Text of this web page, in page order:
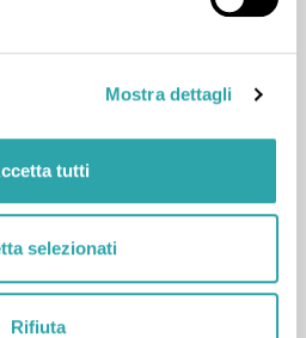
Mostra dettagli
tutti
selezionati
Rifiuta
,Biologia,Chimica,
della terra,Tecnologia